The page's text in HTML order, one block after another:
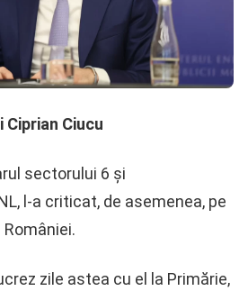
Ciucu
sectorului 6 și
l-a criticat, de asemenea, pe
zile astea cu el la Primărie,